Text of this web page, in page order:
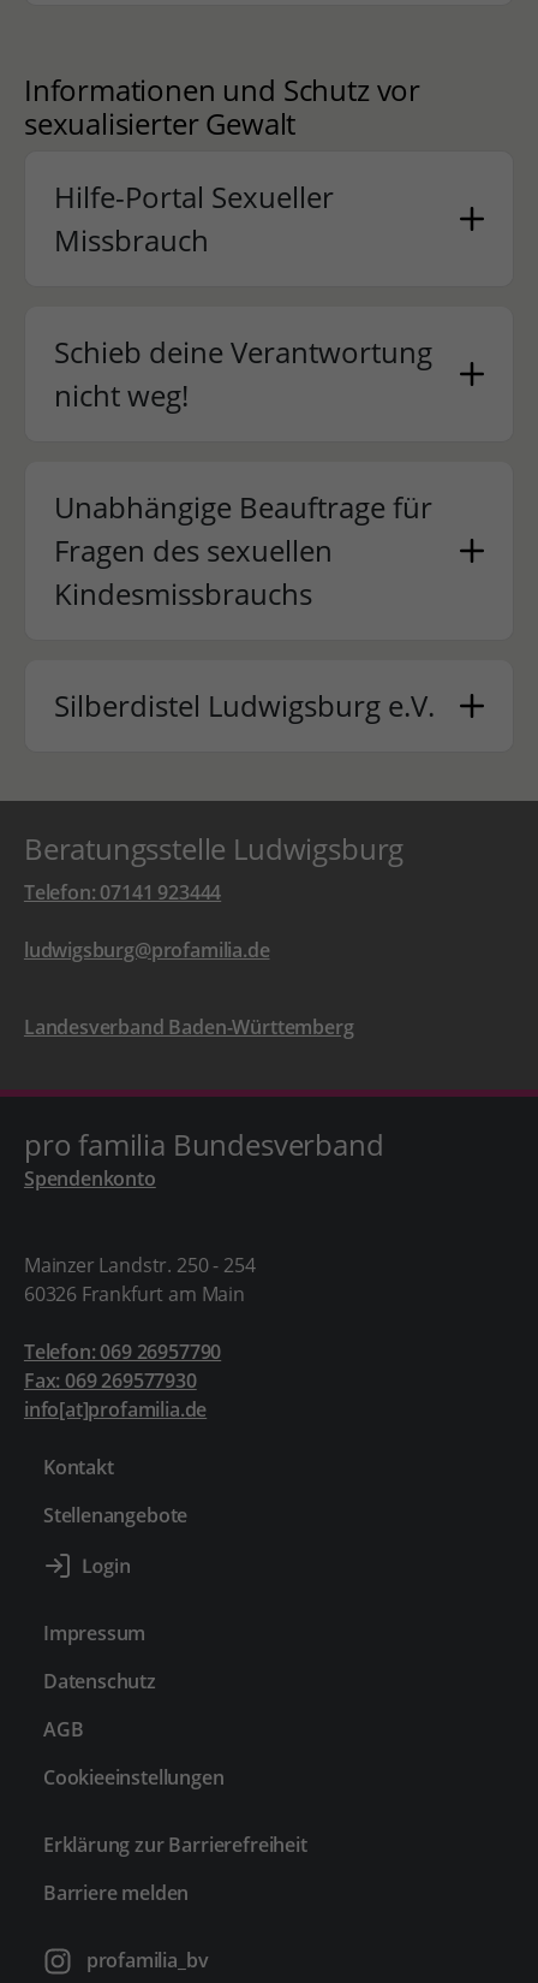
Informationen und Schutz vor
sexualisierter Gewalt
Hilfe-Portal Sexueller
Missbrauch
Schieb deine Verantwortung
nicht weg!
Unabhängige Beauftrage für
Fragen des sexuellen
Kindesmissbrauchs
Silberdistel Ludwigsburg e.V.
Beratungsstelle Ludwigsburg
Telefon: 07141 923444
ludwigsburg@profamilia.de
Landesverband Baden-Württemberg
pro familia Bundesverband
Spendenkonto
Mainzer Landstr. 250 - 254
60326 Frankfurt am Main
Telefon: 069 26957790
Fax: 069 269577930
info[at]profamilia.de
Kontakt
Stellenangebote
Impressum
Datenschutz
AGB
Cookieeinstellungen
Erklärung zur Barrierefreiheit
Barriere melden
profamilia_bv